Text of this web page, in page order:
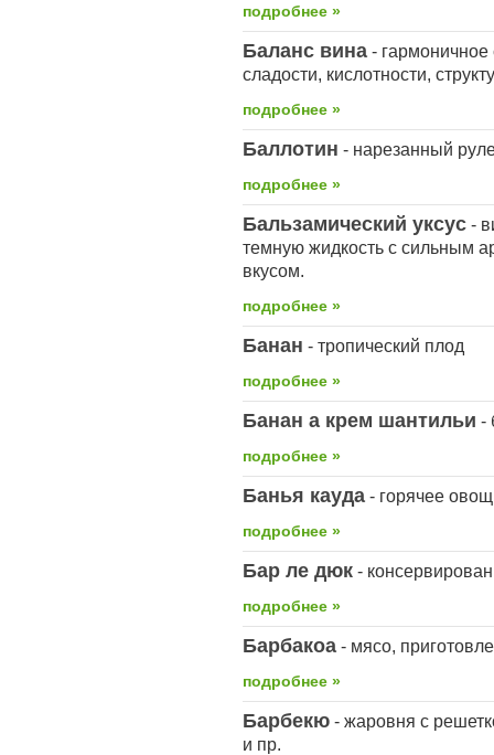
подробнее »
Баланс вина -
сладости, кислотности,
подробнее »
Баллотин - нарезанный
подробнее »
Бальзамический уксус -
темную жидкость с сильным
вкусом.
подробнее »
Банан - тропический плод
подробнее »
Банан а крем шантильи -
подробнее »
Банья кауда - горячее
подробнее »
Бар ле дюк -
подробнее »
Барбакоа - мясо,
подробнее »
Барбекю - жаровня с
и пр.